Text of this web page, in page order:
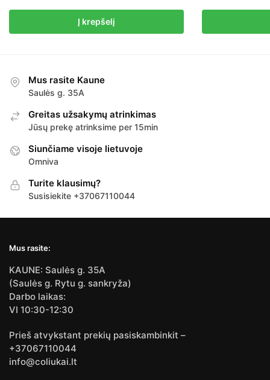
Į krepšelį
Mus rasite Kaune
Saulės g. 35A
Greitas užsakymų atrinkimas
Jūsų prekę atrinksime per 15min
Siunčiame visoje lietuvoje
Omniva
Turite klausimų?
Susisiekite +37067110044
Mus rasite:
KAUNE: Saulės g. 35A
(Saulės g. Rytu g. sankryža)
Darbo laikas:
VI 10:30-12:30
Prieš atvykstant prekių pasiskambinkit –
+37067110044
info@coliukai.lt